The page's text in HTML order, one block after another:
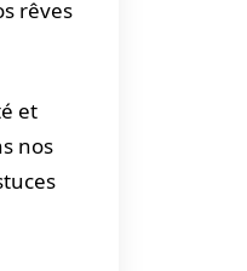
rêves
et
nos